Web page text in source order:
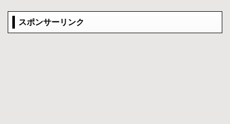
スポンサーリンク